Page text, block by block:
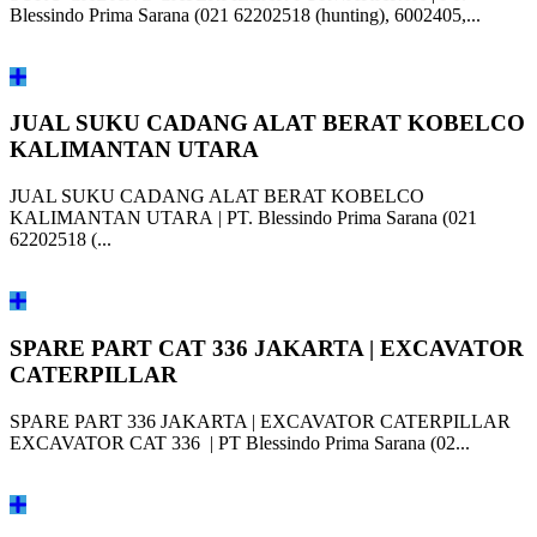
Blessindo Prima Sarana (021 62202518 (hunting), 6002405,...
JUAL SUKU CADANG ALAT BERAT KOBELCO
KALIMANTAN UTARA
JUAL SUKU CADANG ALAT BERAT KOBELCO
KALIMANTAN UTARA | PT. Blessindo Prima Sarana (021
62202518 (...
SPARE PART CAT 336 JAKARTA | EXCAVATOR
CATERPILLAR
SPARE PART 336 JAKARTA | EXCAVATOR CATERPILLAR
EXCAVATOR CAT 336 | PT Blessindo Prima Sarana (02...